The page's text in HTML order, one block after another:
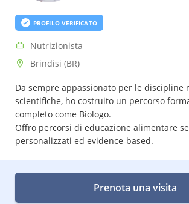
PROFILO VERIFICATO
Nutrizionista
Brindisi (BR)
Da sempre appassionato per le discipline
scientifiche, ho costruito un percorso
completo come Biologo.
Offro percorsi di educazione alimentare
personalizzati ed evidence-based.
Prenota una visita